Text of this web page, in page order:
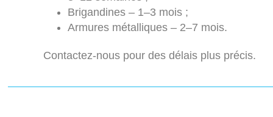
Brigandines – 1–3 mois ;
Armures métalliques – 2–7 mois.
Contactez-nous pour des délais plus précis.